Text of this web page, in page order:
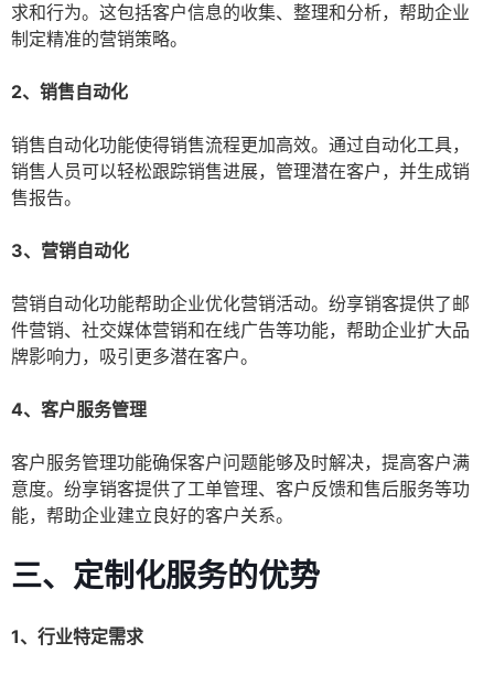
求和行为。这包括客户信息的收集、整理和分析，帮助企业
制定精准的营销策略。
2、销售自动化
销售自动化功能使得销售流程更加高效。通过自动化工具，
销售人员可以轻松跟踪销售进展，管理潜在客户，并生成销
售报告。
3、营销自动化
营销自动化功能帮助企业优化营销活动。纷享销客提供了邮
件营销、社交媒体营销和在线广告等功能，帮助企业扩大品
牌影响力，吸引更多潜在客户。
4、客户服务管理
客户服务管理功能确保客户问题能够及时解决，提高客户满
意度。纷享销客提供了工单管理、客户反馈和售后服务等功
能，帮助企业建立良好的客户关系。
三、定制化服务的优势
1、行业特定需求